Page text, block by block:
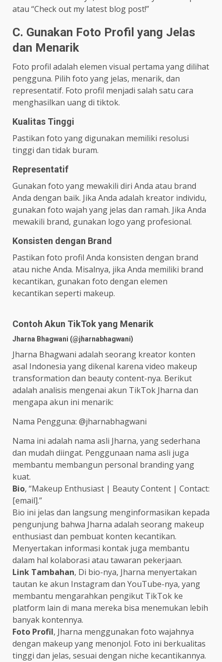
atau “Check out my latest blog post!”
C. Gunakan Foto Profil yang Jelas
dan Menarik
Foto profil adalah elemen visual pertama yang dilihat
pengguna. Pilih foto yang jelas, menarik, dan
representatif. Foto profil menjadi salah satu cara
menghasilkan uang di tiktok.
Kualitas Tinggi
Pastikan foto yang digunakan memiliki resolusi
tinggi dan tidak buram.
Representatif
Gunakan foto yang mewakili diri Anda atau brand
Anda dengan baik. Jika Anda adalah kreator individu,
gunakan foto wajah yang jelas dan ramah. Jika Anda
mewakili brand, gunakan logo yang profesional.
Konsisten dengan Brand
Pastikan foto profil Anda konsisten dengan brand
atau niche Anda. Misalnya, jika Anda memiliki brand
kecantikan, gunakan foto dengan elemen
kecantikan seperti makeup.
Contoh Akun TikTok yang Menarik
Jharna Bhagwani (@jharnabhagwani)
Jharna Bhagwani adalah seorang kreator konten
asal Indonesia yang dikenal karena video makeup
transformation dan beauty content-nya. Berikut
adalah analisis mengenai akun TikTok Jharna dan
mengapa akun ini menarik:
Nama Pengguna: @jharnabhagwani
Nama ini adalah nama asli Jharna, yang sederhana
dan mudah diingat. Penggunaan nama asli juga
membantu membangun personal branding yang
kuat.
Bio, “Makeup Enthusiast | Beauty Content | Contact:
[email].”
Bio ini jelas dan langsung menginformasikan kepada
pengunjung bahwa Jharna adalah seorang makeup
enthusiast dan pembuat konten kecantikan.
Menyertakan informasi kontak juga membantu
dalam hal kolaborasi atau tawaran pekerjaan.
Link Tambahan, Di bio-nya, Jharna menyertakan
tautan ke akun Instagram dan YouTube-nya, yang
membantu mengarahkan pengikut TikTok ke
platform lain di mana mereka bisa menemukan lebih
banyak kontennya.
Foto Profil, Jharna menggunakan foto wajahnya
dengan makeup yang menonjol. Foto ini berkualitas
tinggi dan jelas, sesuai dengan niche kecantikannya.